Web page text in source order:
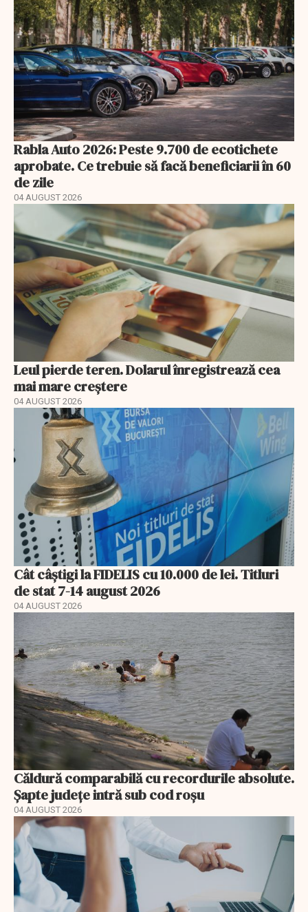
Rabla Auto 2026: Peste 9.700 de ecotichete
aprobate. Ce trebuie să facă beneficiarii în 60
de zile
04 AUGUST 2026
Leul pierde teren. Dolarul înregistrează cea
mai mare creștere
04 AUGUST 2026
Cât câștigi la FIDELIS cu 10.000 de lei. Titluri
de stat 7-14 august 2026
04 AUGUST 2026
Căldură comparabilă cu recordurile absolute.
Șapte județe intră sub cod roșu
04 AUGUST 2026